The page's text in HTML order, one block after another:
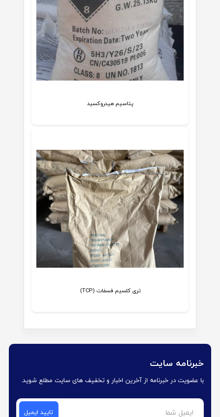
پتاسیم هیدروکسید
تری کلسیم فسفات (TCP)
خبرنامه سایت
با عضویت در خبرنامه از آخرین اخبار و تخفیف های سایت مطلع شوید.